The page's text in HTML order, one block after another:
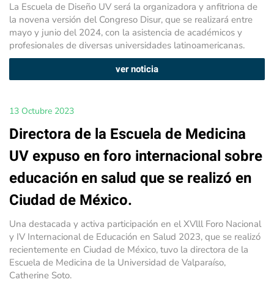
La Escuela de Diseño UV será la organizadora y anfitriona de
la novena versión del Congreso Disur, que se realizará entre
mayo y junio del 2024, con la asistencia de académicos y
profesionales de diversas universidades latinoamericanas.
ver noticia
13 Octubre 2023
Directora de la Escuela de Medicina
UV expuso en foro internacional sobre
educación en salud que se realizó en
Ciudad de México.
Una destacada y activa participación en el XVlll Foro Nacional
y IV Internacional de Educación en Salud 2023, que se realizó
recientemente en Ciudad de México, tuvo la directora de la
Escuela de Medicina de la Universidad de Valparaíso,
Catherine Soto.